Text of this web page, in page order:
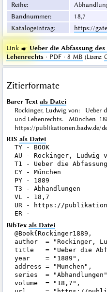
Reihe:
Bandnummer:
18,7
Katalogeintrag: https://
Link ☛ Ueber die Abfassung
Lehenrechts· PDF · 8 MB (Lizenz:
Zitierformate
Barer Text als Datei
Rockinger, Ludwig von: Ueber
und Lehenrechts. München
https://publikationen.badw.de/
RIS als Datei
TY - BOOK
AU - Rockinger, Ludwig
T1 - Ueber die
CY - München
PY - 1889
T3 - Abhandlungen
VL - 18,7
UR - https://
BibTex als Datei
@Book{Rockinger1889,
author  = "Rockinger,
title   = "Ueber die
year    = "1889",
address = "München",
series  =
volume  = "18,7",